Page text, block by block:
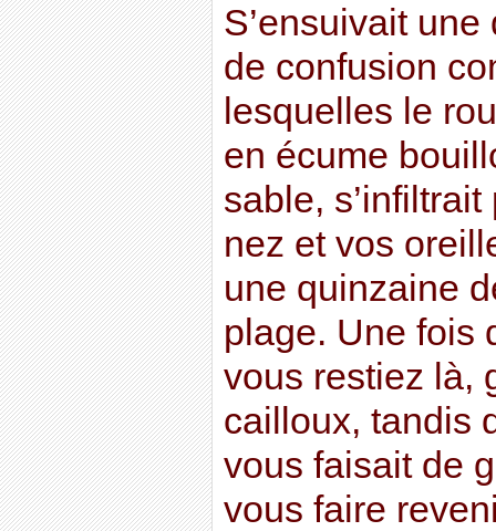
S’ensuivait
de confusion
lesquelles le
en écume
sable,
nez et vos
une quinzaine
plage. Une fois
vous restiez là,
cailloux, tandis
vous faisait de
vous faire